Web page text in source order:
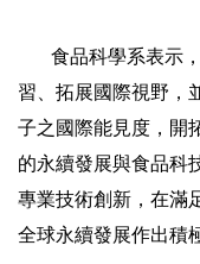
食品科學系表示，
習、拓展國際視野，
子之國際能見度，開
的永續發展與食品科
專業技術創新，在滿
全球永續發展作出積